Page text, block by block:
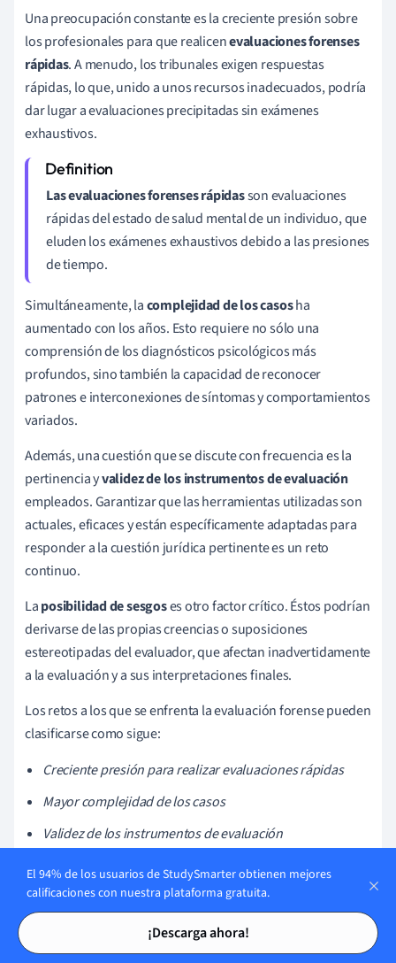
Tarjetas de estudio
Tarjetas de estudio
Una preocupación constante es la creciente presión sobre
los profesionales para que realicenevaluaciones forenses
rápidas. A menudo, los tribunales exigen respuestas
rápidas, lo que, unido a unos recursos inadecuados, podría
dar lugar a evaluaciones precipitadas sin exámenes
exhaustivos.
Las evaluaciones forenses rápidasson evaluaciones
rápidas del estado de salud mental de un individuo, que
eluden los exámenes exhaustivos debido a las presiones
de tiempo.
Simultáneamente, lacomplejidad de los casosha
aumentado con los años. Esto requiere no sólo una
comprensión de los diagnósticos psicológicos más
profundos, sino también la capacidad de reconocer
patrones e interconexiones de síntomas y comportamientos
variados.
Además, una cuestión que se discute con frecuencia es la
pertinencia yvalidez de los instrumentos de evaluación
empleados. Garantizar que las herramientas utilizadas son
actuales, eficaces y están específicamente adaptadas para
responder a la cuestión jurídica pertinente es un reto
continuo.
Laposibilidad de sesgoses otro factor crítico. Éstos podrían
derivarse de las propias creencias o suposiciones
estereotipadas del evaluador, que afectan inadvertidamente
a la evaluación y a sus interpretaciones finales.
Los retos a los que se enfrenta la evaluación forense pueden
clasificarse como sigue:
Creciente presión para realizar evaluaciones rápidas
Mayor complejidad de los casos
Validez de los instrumentos de evaluación
Posibilidad de sesgos por parte del evaluador
Sin embargo, el desarrollo continuo de la Evaluación
Forense garantiza que estos retos se consideren peldaños
hacia el perfeccionamiento de las prácticas y los protocolos,
El 94% de los usuarios de StudySmarter obtienen mejores
calificaciones con nuestra plataforma gratuita.
¡Descarga ahora!